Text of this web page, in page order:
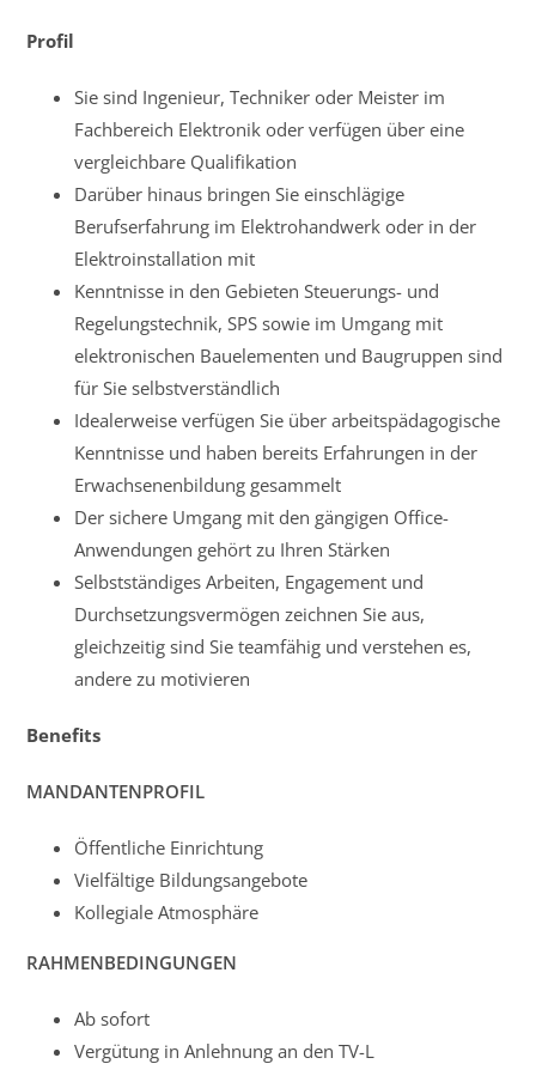
Profil
Sie sind Ingenieur, Techniker oder Meister im
Fachbereich Elektronik oder verfügen über eine
vergleichbare Qualifikation
Darüber hinaus bringen Sie einschlägige
Berufserfahrung im Elektrohandwerk oder in der
Elektroinstallation mit
Kenntnisse in den Gebieten Steuerungs- und
Regelungstechnik, SPS sowie im Umgang mit
elektronischen Bauelementen und Baugruppen sind
für Sie selbstverständlich
Idealerweise verfügen Sie über arbeitspädagogische
Kenntnisse und haben bereits Erfahrungen in der
Erwachsenenbildung gesammelt
Der sichere Umgang mit den gängigen Office-
Anwendungen gehört zu Ihren Stärken
Selbstständiges Arbeiten, Engagement und
Durchsetzungsvermögen zeichnen Sie aus,
gleichzeitig sind Sie teamfähig und verstehen es,
andere zu motivieren
Benefits
MANDANTENPROFIL
Öffentliche Einrichtung
Vielfältige Bildungsangebote
Kollegiale Atmosphäre
RAHMENBEDINGUNGEN
Ab sofort
Vergütung in Anlehnung an den TV-L